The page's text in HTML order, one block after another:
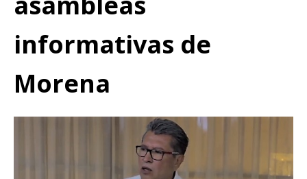
informativas de
Morena